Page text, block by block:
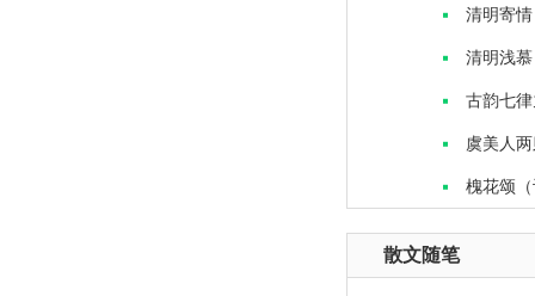
清明寄
清明浅
古韵七
虞美人
槐花颂
散文随笔